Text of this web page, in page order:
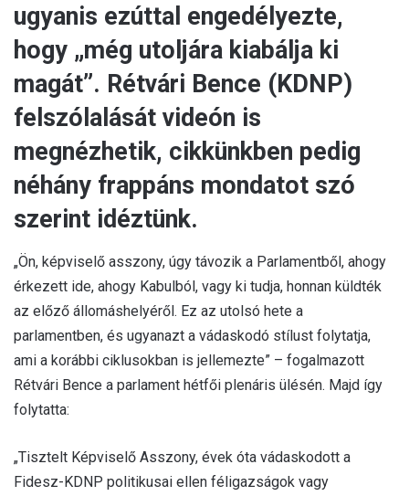
ugyanis ezúttal engedélyezte,
hogy „még utoljára kiabálja ki
magát”. Rétvári Bence (KDNP)
felszólalását videón is
megnézhetik, cikkünkben pedig
néhány frappáns mondatot szó
szerint idéztünk.
„Ön, képviselő asszony, úgy távozik a Parlamentből, ahogy
érkezett ide, ahogy Kabulból, vagy ki tudja, honnan küldték
az előző állomáshelyéről. Ez az utolsó hete a
parlamentben, és ugyanazt a vádaskodó stílust folytatja,
ami a korábbi ciklusokban is jellemezte” – fogalmazott
Rétvári Bence a parlament hétfői plenáris ülésén. Majd így
folytatta:
„Tisztelt Képviselő Asszony, évek óta vádaskodott a
Fidesz-KDNP politikusai ellen féligazságok vagy